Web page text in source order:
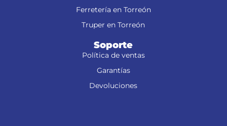
Ferretería en Torreón
Truper en Torreón
Soporte
Política de ventas
Garantías
Devoluciones